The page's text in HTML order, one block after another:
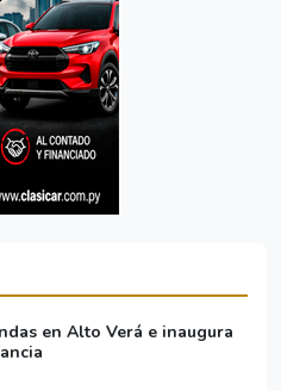
en Alto Verá e inaugura